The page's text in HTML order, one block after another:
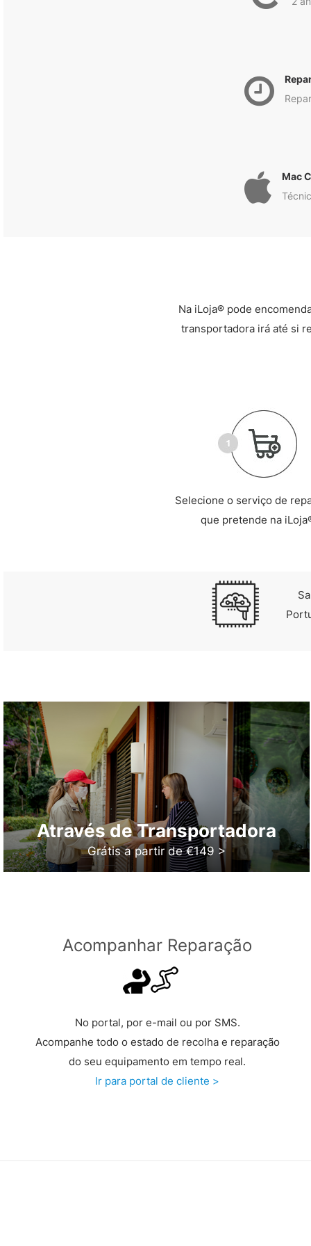
Mac
Na iLoja® pode
transportadora irá até si
Selecione o serviço de
que pretende na
Através de Transportadora
Grátis a partir de €149 >
Acompanhar Reparação
No portal, por e-mail ou por SMS.
Acompanhe todo o estado de recolha e reparação
do seu equipamento em tempo real.
Ir para portal de cliente >